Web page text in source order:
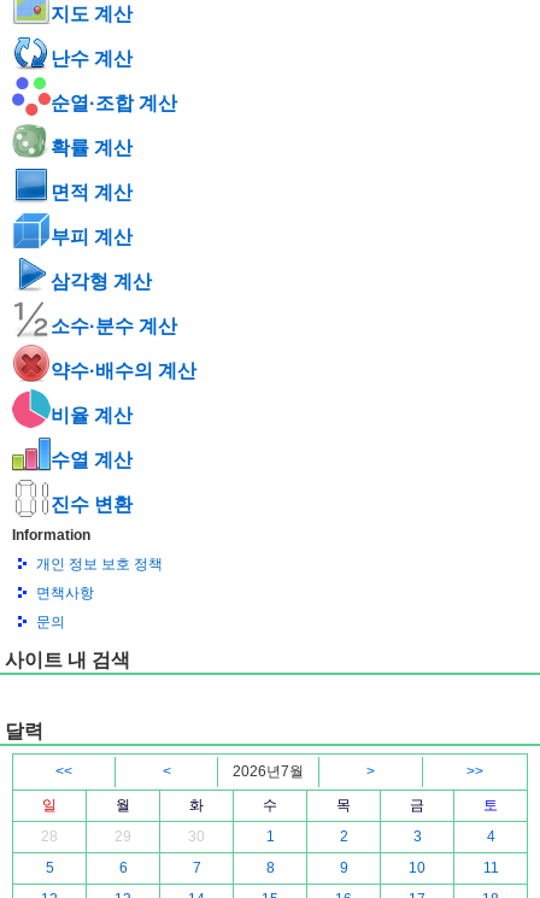
지도 계산
난수 계산
순열·조합 계산
확률 계산
면적 계산
부피 계산
삼각형 계산
소수·분수 계산
약수·배수의 계산
비율 계산
수열 계산
진수 변환
Information
개인 정보 보호 정책
면책사항
문의
사이트 내 검색
달력
<< < 2026년7월 >
>>
일
월 화 수 목 금
토
28
29 30 1 2 3
4
5
6 7 8 9 10
11